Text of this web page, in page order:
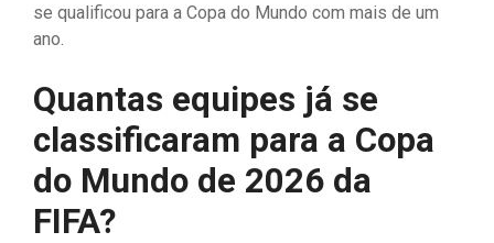
se qualificou para a Copa do Mundo com mais de um
ano.
Quantas equipes já se
classificaram para a Copa
do Mundo de 2026 da
FIFA?